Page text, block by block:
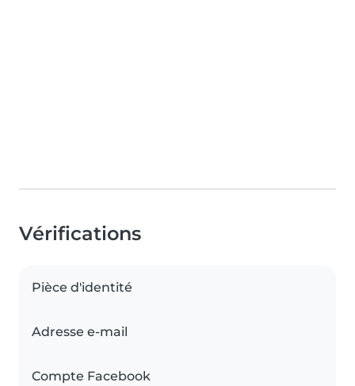
Vérifications
Pièce d'identité
Adresse e-mail
Compte Facebook